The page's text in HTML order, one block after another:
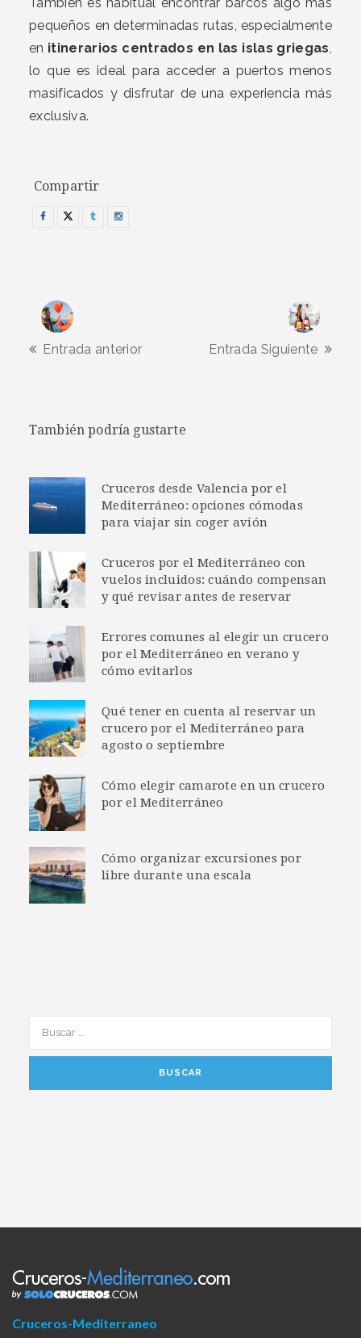
pequeños en determinadas rutas, especialmente
en itinerarios centrados en las islas griegas,
lo que es ideal para acceder a puertos menos
masificados y disfrutar de una experiencia más
exclusiva.
Compartir
Entrada anterior Entrada Siguiente
También podría gustarte
Cruceros desde Valencia por el
Mediterráneo: opciones cómodas
para viajar sin coger avión
Cruceros por el Mediterráneo con
vuelos incluidos: cuándo compensan
y qué revisar antes de reservar
Errores comunes al elegir un crucero
por el Mediterráneo en verano y
cómo evitarlos
Qué tener en cuenta al reservar un
crucero por el Mediterráneo para
agosto o septiembre
Cómo elegir camarote en un crucero
por el Mediterráneo
Cómo organizar excursiones por
libre durante una escala
Cruceros-Mediterraneo